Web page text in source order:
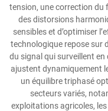
tension, une correction du
des distorsions
sensibles et d’optimiser
technologique repose sur
du signal qui surveillent en
ajustent dynamiquement
un équilibre triphasé
secteurs variés,
exploitations agricoles,